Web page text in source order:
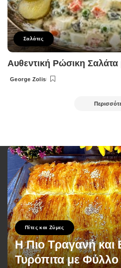
Σαλάτες
Αυθεντική Ρώσικη Σαλάτα
Posted
George Zolis
Πίτες και Ζύμες
Η Πιο Τραγανή και
Τυρόπιτα με